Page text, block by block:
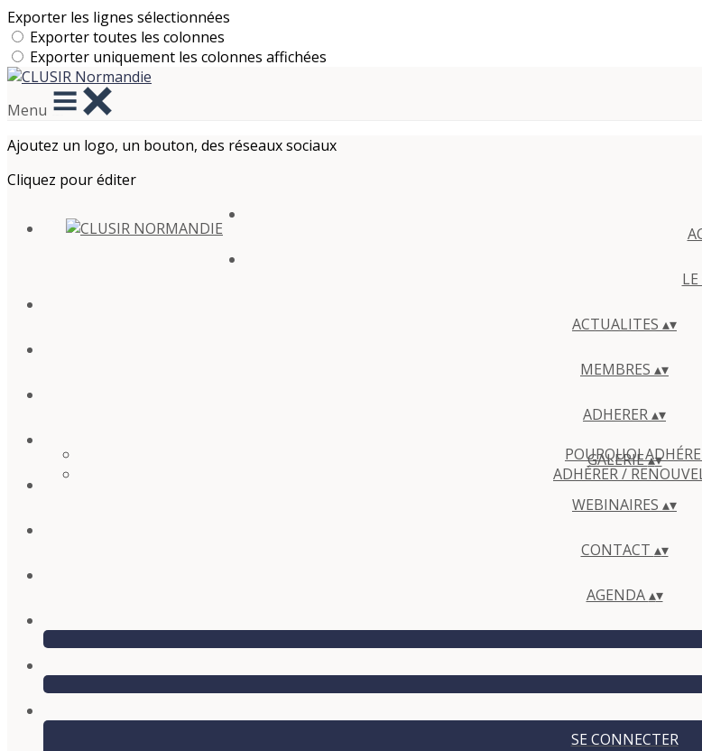
Exporter les lignes sélectionnées
Exporter toutes les colonnes
Exporter uniquement les colonnes affichées
Menu
Ajoutez un logo, un bouton, des réseaux sociaux
Cliquez pour éditer
ACTUALITES ▴▾
MEMBRES ▴▾
ADHERER▴▾
POURQUOI
ADHÉRER /
GALERIE▴▾
WEBINAIRES ▴▾
CONTACT ▴▾
AGENDA▴▾
SE CONNECTER